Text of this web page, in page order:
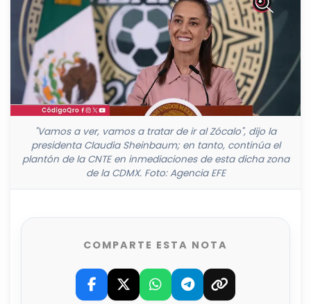
"Vamos a ver, vamos a tratar de ir al Zócalo", dijo la
presidenta Claudia Sheinbaum; en tanto, continúa el
plantón de la CNTE en inmediaciones de esta dicha zona
de la CDMX. Foto: Agencia EFE
COMPARTE ESTA NOTA